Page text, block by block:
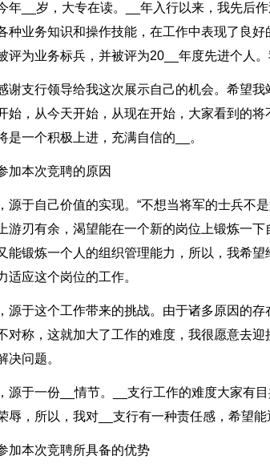
年__岁，大专在读。__年入行以来，我先后
种业务知识和操作技能，在工作中表现了良
评为业务标兵，并被评为20__年度先进个人
谢支行领导给我这次展示自己的机会。希望
始，从今天开始，从现在开始，大家看到的
是一个积极上进，充满自信的__。
加本次竞聘的原因
源于自己价值的实现。“不想当将军的士兵不
游刃有余，渴望能在一个新的岗位上锻炼一
能锻炼一个人的组织管理能力，所以，我希
适应这个岗位的工作。
源于这个工作带来的挑战。由于诸多原因的
对称，这就加大了工作的难度，我很愿意去
决问题。
源于一份__情节。__支行工作的难度大家有
辱，所以，我对__支行有一种责任感，希望
加本次竞聘所具备的优势